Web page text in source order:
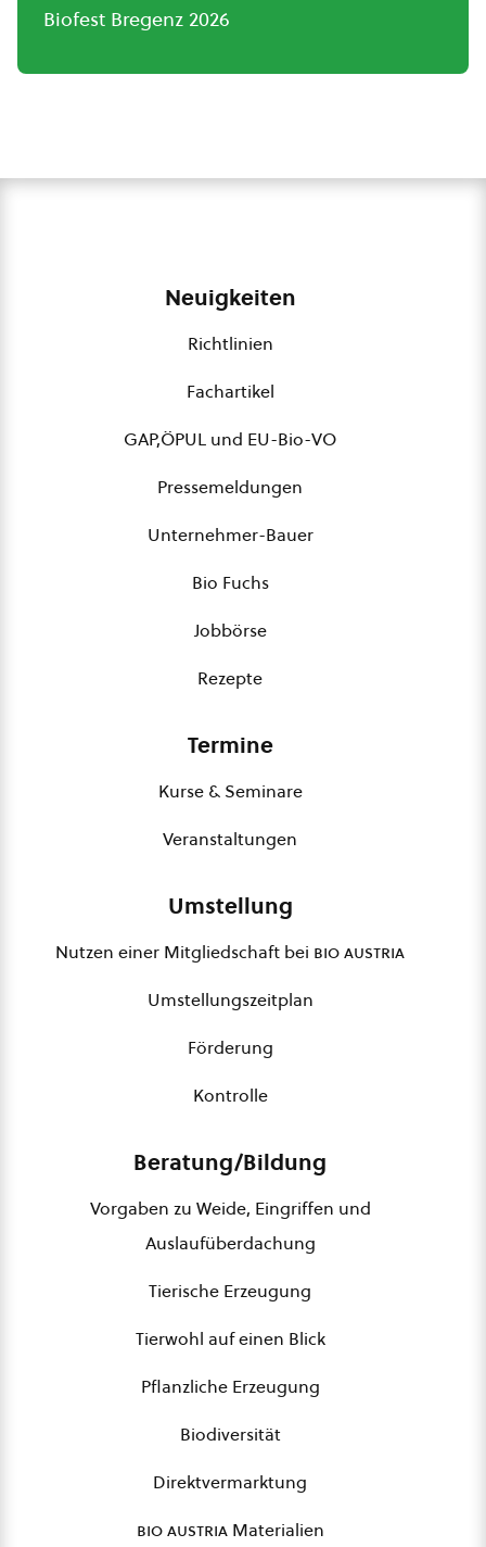
Biofest Bregenz 2026
Neuigkeiten
Richtlinien
Fachartikel
GAP,ÖPUL und EU-Bio-VO
Pressemeldungen
Unternehmer-Bauer
Bio Fuchs
Jobbörse
Rezepte
Termine
Kurse & Seminare
Veranstaltungen
Umstellung
Nutzen einer Mitgliedschaft bei bio austria
Umstellungszeitplan
Förderung
Kontrolle
Beratung/Bildung
Vorgaben zu Weide, Eingriffen und
Auslaufüberdachung
Tierische Erzeugung
Tierwohl auf einen Blick
Pflanzliche Erzeugung
Biodiversität
Direktvermarktung
bio austriaMaterialien